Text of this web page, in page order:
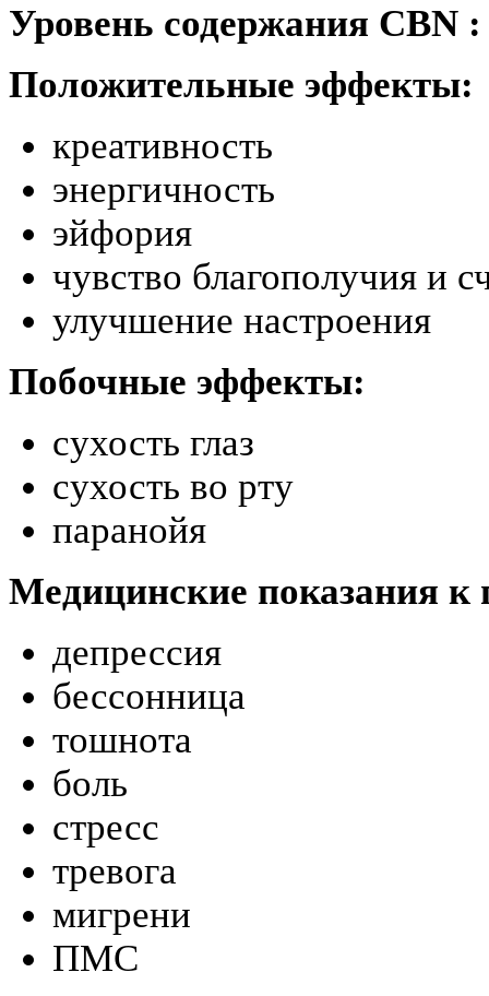
Уровень содержания CBN :
Положительные эффекты:
креативность
энергичность
эйфория
чувство благополучия и
улучшение настроения
Побочные эффекты:
сухость глаз
сухость во рту
паранойя
Медицинские показания
депрессия
бессонница
тошнота
боль
стресс
тревога
мигрени
ПМС